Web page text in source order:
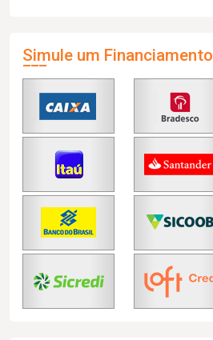
Simule um Financiamento